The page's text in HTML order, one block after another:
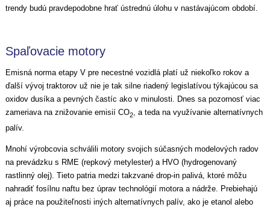
trendy budú pravdepodobne hrať ústrednú úlohu v nastávajúcom období.
Spaľovacie motory
Emisná norma etapy V pre necestné vozidlá platí už niekoľko rokov a
ďalší vývoj traktorov už nie je tak silne riadený legislatívou týkajúcou sa
oxidov dusíka a pevných častíc ako v minulosti. Dnes sa pozornosť viac
zameriava na znižovanie emisií CO2
, a teda na využívanie alternatívnych
palív.
Mnohí výrobcovia schválili motory svojich súčasných modelových radov
na prevádzku s RME (repkový metylester) a HVO (hydrogenovaný
rastlinný olej). Tieto patria medzi takzvané drop-in palivá, ktoré môžu
nahradiť fosílnu naftu bez úprav technológií motora a nádrže. Prebiehajú
aj práce na použiteľnosti iných alternatívnych palív, ako je etanol alebo